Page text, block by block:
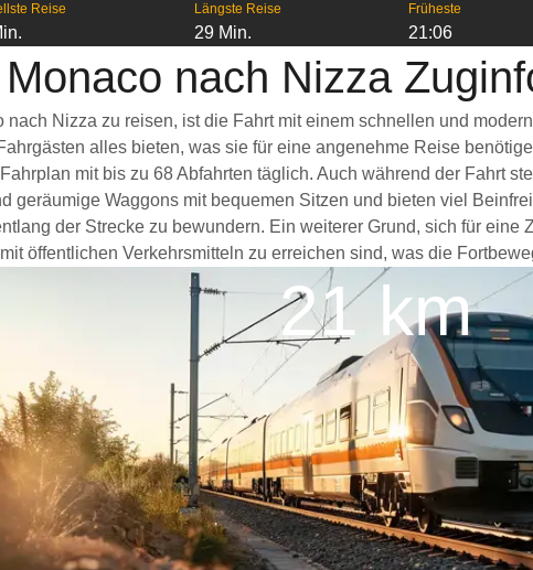
Reise Längste Reise
29 Min.
Früheste
21:06
Monaco nach Nizza
Nizza zu reisen, ist die Fahrt mit einem schnellen und
alles bieten, was sie für eine angenehme Reise
mit bis zu 68 Abfahrten täglich. Auch während der Fahrt
geräumige Waggons mit bequemen Sitzen und bieten viel
der Strecke zu bewundern. Ein weiterer Grund, sich für
öffentlichen Verkehrsmitteln zu erreichen sind, was die
21 km